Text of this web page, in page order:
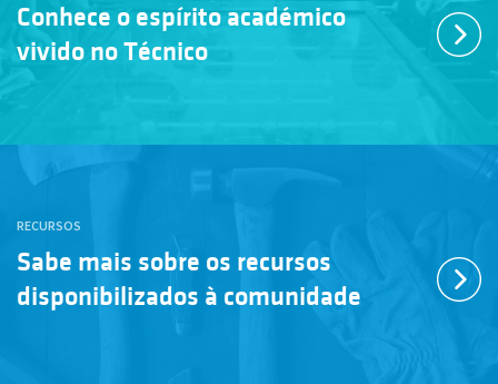
Conhece o espírito académico
vivido no Técnico
RECURSOS
Sabe mais sobre os recursos
disponibilizados à comunidade